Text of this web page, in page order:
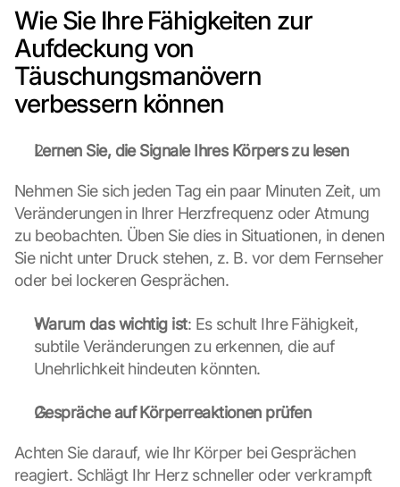
Wie Sie Ihre Fähigkeiten zur
Aufdeckung von
Täuschungsmanövern
verbessern können
Lernen Sie, die Signale Ihres Körpers zu lesen
Nehmen Sie sich jeden Tag ein paar Minuten Zeit, um
Veränderungen in Ihrer Herzfrequenz oder Atmung
zu beobachten. Üben Sie dies in Situationen, in denen
Sie nicht unter Druck stehen, z. B. vor dem Fernseher
oder bei lockeren Gesprächen.
Warum das wichtig ist: Es schult Ihre Fähigkeit,
subtile Veränderungen zu erkennen, die auf
Unehrlichkeit hindeuten könnten.
Gespräche auf Körperreaktionen prüfen
Achten Sie darauf, wie Ihr Körper bei Gesprächen
reagiert. Schlägt Ihr Herz schneller oder verkrampft
K
a
r
e
l
e
:
D
u
r
h
l
i
c
e
n
u
f